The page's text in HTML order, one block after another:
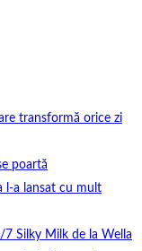
transformă orice zi
poartă
l-a lansat cu mult
Silky Milk de la Wella